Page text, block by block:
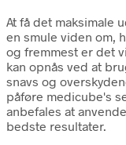
At få det maksimale
en smule viden om,
og fremmest er det
kan opnås ved at
snavs og
påføre medicube's
anbefales at
bedste resultater.